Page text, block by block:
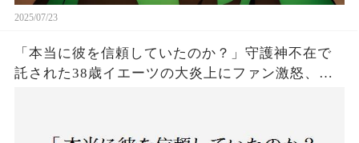
2025/07/23
「本当に彼を信頼していたのか？」守護神不在で
託された38歳イエーツの大炎上にファン激怒、ド